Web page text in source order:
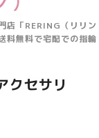
店「RERING（リリン
料無料で宅配での指輪
クセサリ